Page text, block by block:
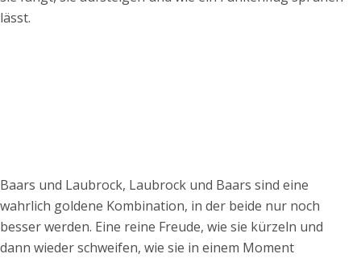
lässt.
Baars und Laubrock, Laubrock und Baars sind eine
wahrlich goldene Kombination, in der beide nur noch
besser werden. Eine reine Freude, wie sie kürzeln und
dann wieder schweifen, wie sie in einem Moment